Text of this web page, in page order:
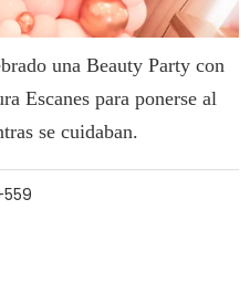
una Beauty Party con
Escanes para ponerse al
se cuidaban.
559